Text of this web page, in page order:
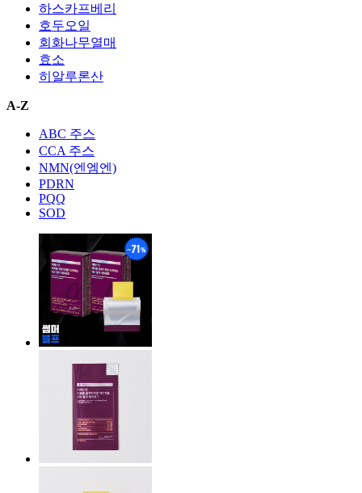
하스카프베리
호두오일
회화나무열매
효소
히알루론산
A-Z
ABC 주스
CCA 주스
NMN(엔엠엔)
PDRN
PQQ
SOD